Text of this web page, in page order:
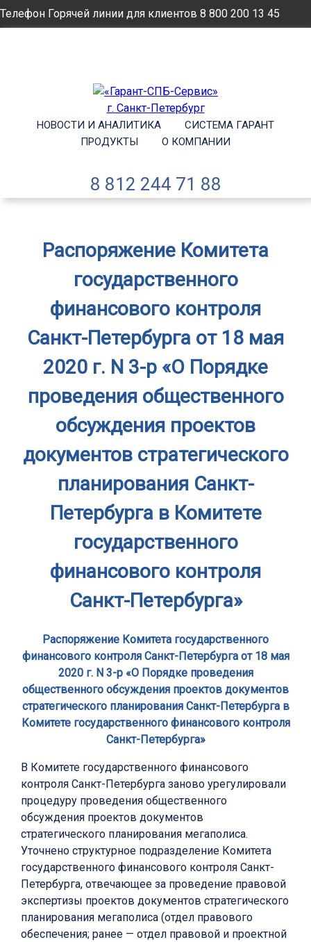
Телефон Горячей линии для клиентов 8 800 200 13 45
НОВОСТИ И АНАЛИТИКА
СИСТЕМА ГАРАНТ
ПРОДУКТЫ
О КОМПАНИИ
8 812 244 71 88
Распоряжение Комитета
государственного
финансового контроля
Санкт-Петербурга от 18 мая
2020 г. N 3-р «О Порядке
проведения общественного
обсуждения проектов
документов стратегического
планирования Санкт-
Петербурга в Комитете
государственного
финансового контроля
Санкт-Петербурга»
Распоряжение Комитета государственного
финансового контроля Санкт-Петербурга от 18 мая
2020 г. N 3-р «О Порядке проведения
общественного обсуждения проектов документов
стратегического планирования Санкт-Петербурга в
Комитете государственного финансового контроля
Санкт-Петербурга»
В Комитете государственного финансового
контроля Санкт-Петербурга заново урегулировали
процедуру проведения общественного
обсуждения проектов документов
стратегического планирования мегаполиса.
Уточнено структурное подразделение Комитета
государственного финансового контроля Санкт-
Петербурга, отвечающее за проведение правовой
экспертизы проектов документов стратегического
планирования мегаполиса (отдел правового
обеспечения; ранее — отдел правовой и проектной